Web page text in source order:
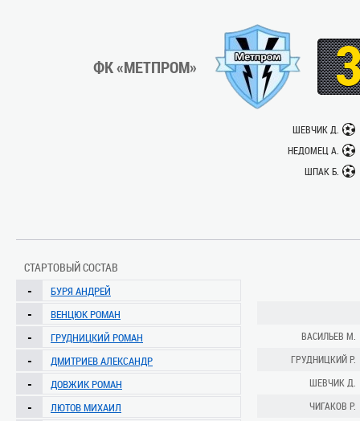
ФК «МЕТПРОМ»
ШЕВЧИК Д.
НЕДОМЕЦ А.
ШПАК Б.
СТАРТОВЫЙ СОСТАВ
- БУРЯ АНДРЕЙ
- ВЕНЦЮК РОМАН
- ГРУДНИЦКИЙ РОМАН
- ДМИТРИЕВ АЛЕКСАНДР
- ДОВЖИК РОМАН
- ЛЮТОВ МИХАИЛ
ВАСИЛЬЕВ М.
ГРУДНИЦКИЙ Р.
ШЕВЧИК Д.
ЧИГАКОВ Р.